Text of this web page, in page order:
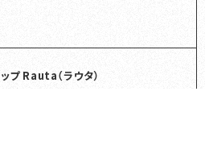
プ Rauta（ラウタ）
兵庫県西宮市霞町5-44 2F